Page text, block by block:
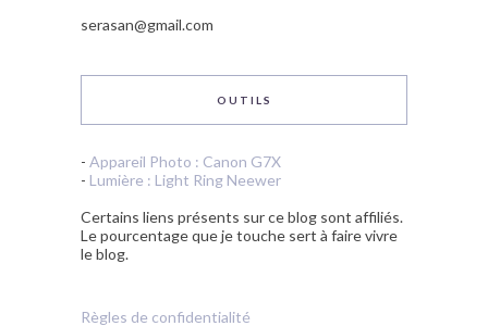
serasan@gmail.com
OUTILS
- Appareil Photo : Canon G7X
- Lumière : Light Ring Neewer
Certains liens présents sur ce blog sont affiliés.
Le pourcentage que je touche sert à faire vivre
le blog.
Règles de confidentialité